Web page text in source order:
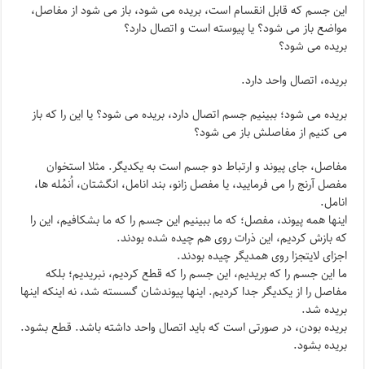
این جسم که قابل انقسام است، بریده می شود، باز می شود از مفاصل،
مواضع باز می شود؟ یا پیوسته است و اتصال دارد؟
بریده می شود؟
بریده، اتصال واحد دارد.
بریده می شود؛ ببینیم جسم اتصال دارد، بریده می شود؟ یا این را که باز
می کنیم از مفاصلش باز می شود؟
مفاصل، جای پیوند و ارتباط دو جسم است به یکدیگر. مثلا استخوان
مفصل آرنج را می فرمایید، یا مفصل زانو، بند انامل، انگشتان، اُنمُله ها،
انامل.
اینها همه پیوند، مفصل؛ که ما ببینیم این جسم را که ما بشکافیم، این را
که بازش کردیم، این ذرات روی هم چیده شده بودند.
اجزای لایتجزا روی همدیگر چیده بودند.
ما این جسم را که بریدیم، این جسم را که قطع کردیم، نبریدیم؛ بلکه
مفاصل را از یکدیگر جدا کردیم. اینها پیوندشان گسسته شد، نه اینکه اینها
بریده شد.
بریده بودن، در صورتی است که باید اتصال واحد داشته باشد. قطع بشود.
بریده بشود.